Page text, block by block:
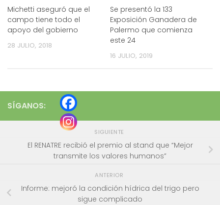
Michetti aseguró que el
campo tiene todo el
apoyo del gobierno
28 JULIO, 2018
Se presentó la 133
Exposición Ganadera de
Palermo que comienza
este 24
16 JULIO, 2019
SÍGANOS:
SIGUIENTE
El RENATRE recibió el premio al stand que “Mejor
transmite los valores humanos”
ANTERIOR
Informe: mejoró la condición hídrica del trigo pero
sigue complicado